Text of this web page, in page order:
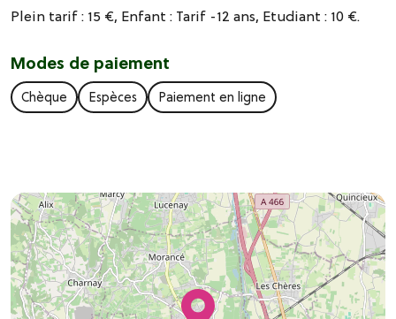
Plein tarif : 15 €, Enfant : Tarif -12 ans, Etudiant : 10 €.
Modes de paiement
Chèque Espèces Paiement en ligne